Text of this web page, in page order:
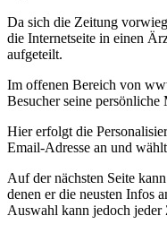
Da sich die Zeitung
die Internetseite in einen
aufgeteilt.
Im offenen Bereich von
Besucher seine
Hier erfolgt die
Email-Adresse an und
Auf der nächsten Seite
denen er die neusten Infos
Auswahl kann jedoch jeder